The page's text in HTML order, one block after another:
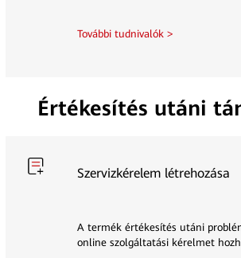
További tudnivalók >
Értékesítés utáni
Szervizkérelem létrehozása
A termék értékesítés utáni
online szolgáltatási kérelmet